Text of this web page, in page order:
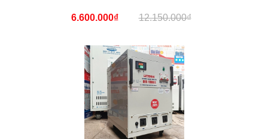
6.600.000₫ 12.150.000₫